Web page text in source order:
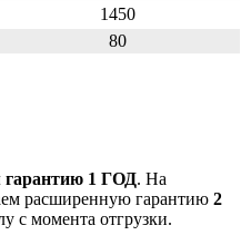
1450
80
гарантию 1 ГОД. На
расширенную гарантию 2
с момента отгрузки.